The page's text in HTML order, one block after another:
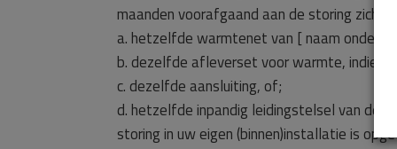
maanden voorafgaand aan de storing zich
a. hetzelfde warmtenet van [ naam
b. dezelfde afleverset voor warmte, indien
c. dezelfde aansluiting, of;
d. hetzelfde inpandig leidingstelsel van de
storing in uw eigen (binnen)installatie is